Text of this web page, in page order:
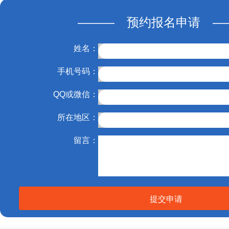
——— 预约报名申请
姓名：
手机号码：
QQ或微信：
所在地区：
留言：
提交申请